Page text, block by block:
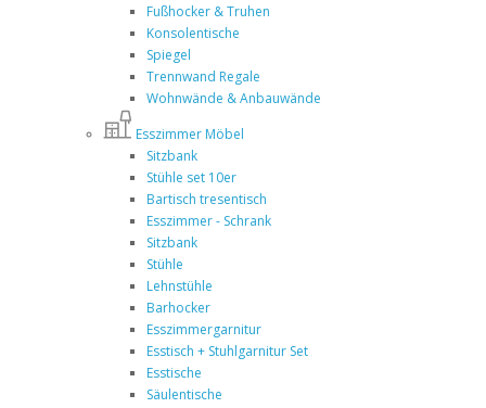
Fußhocker & Truhen
Konsolentische
Spiegel
Trennwand Regale
Wohnwände & Anbauwände
Esszimmer Möbel
Sitzbank
Stühle set 10er
Bartisch tresentisch
Esszimmer - Schrank
Sitzbank
Stühle
Lehnstühle
Barhocker
Esszimmergarnitur
Esstisch + Stuhlgarnitur Set
Esstische
Säulentische